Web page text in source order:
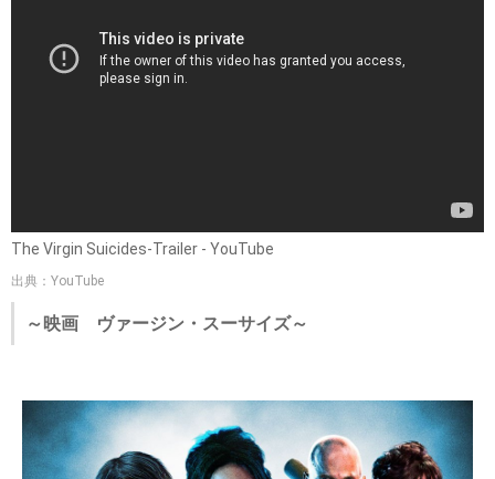
The Virgin Suicides-Trailer - YouTube
出典：YouTube
～映画 ヴァージン・スーサイズ～